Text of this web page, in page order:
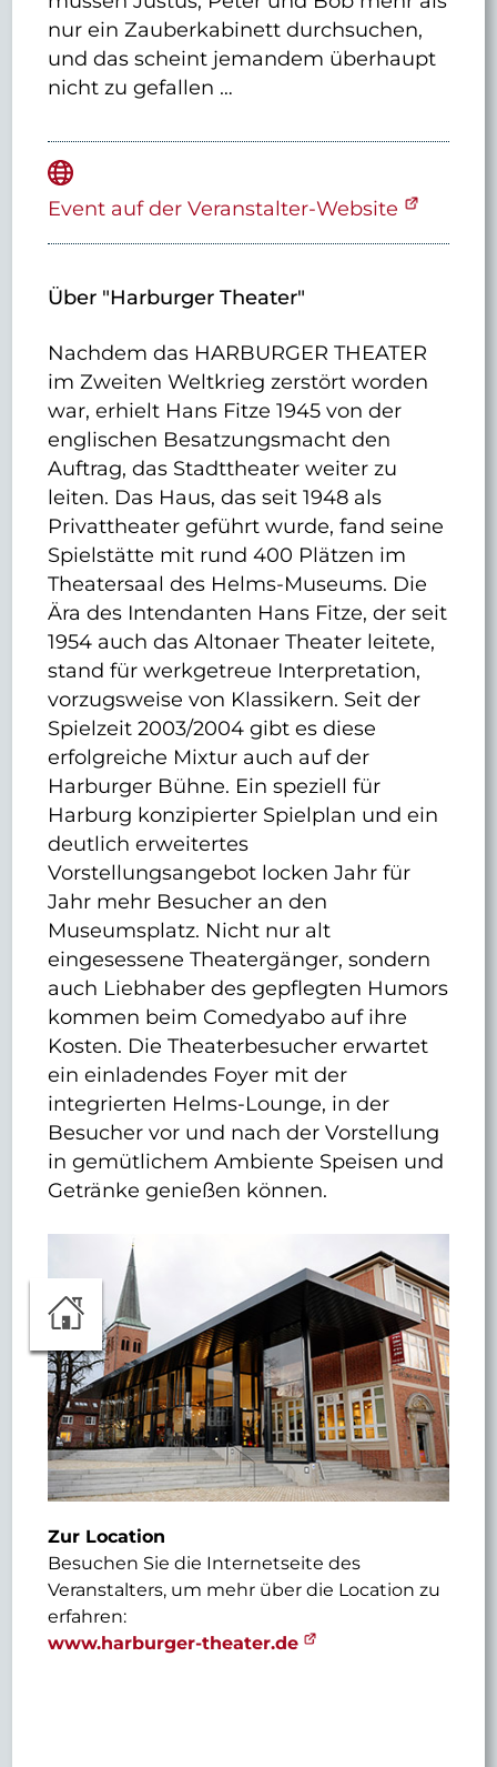
nur ein Zauberkabinett durchsuchen,
und das scheint jemandem überhaupt
nicht zu gefallen …
Event auf der Veranstalter-Website
Über "Harburger Theater"
Nachdem das HARBURGER THEATER
im Zweiten Weltkrieg zerstört worden
war, erhielt Hans Fitze 1945 von der
englischen Besatzungsmacht den
Auftrag, das Stadttheater weiter zu
leiten. Das Haus, das seit 1948 als
Privattheater geführt wurde, fand seine
Spielstätte mit rund 400 Plätzen im
Theatersaal des Helms-Museums. Die
Ära des Intendanten Hans Fitze, der seit
1954 auch das Altonaer Theater leitete,
stand für werkgetreue Interpretation,
vorzugsweise von Klassikern. Seit der
Spielzeit 2003/2004 gibt es diese
erfolgreiche Mixtur auch auf der
Harburger Bühne. Ein speziell für
Harburg konzipierter Spielplan und ein
deutlich erweitertes
Vorstellungsangebot locken Jahr für
Jahr mehr Besucher an den
Museumsplatz. Nicht nur alt
eingesessene Theatergänger, sondern
auch Liebhaber des gepflegten Humors
kommen beim Comedyabo auf ihre
Kosten. Die Theaterbesucher erwartet
ein einladendes Foyer mit der
integrierten Helms-Lounge, in der
Besucher vor und nach der Vorstellung
in gemütlichem Ambiente Speisen und
Getränke genießen können.
Zur Location
Besuchen Sie die Internetseite des
Veranstalters, um mehr über die Location zu
erfahren:
www.harburger-theater.de